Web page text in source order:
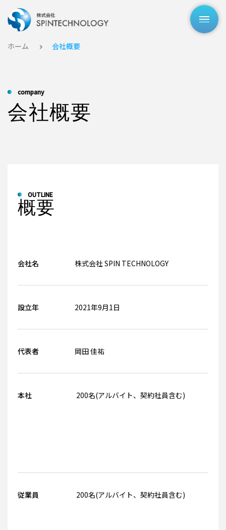
ホーム 会社概要
company
会社概要
OUTLINE
概要
会社名 株式会社 SPIN TECHNOLOGY
設立年 2021年9月1日
代表者 岡田 佳祐
本社 200名(アルバイト、契約社員含む)
従業員 200名(アルバイト、契約社員含む)